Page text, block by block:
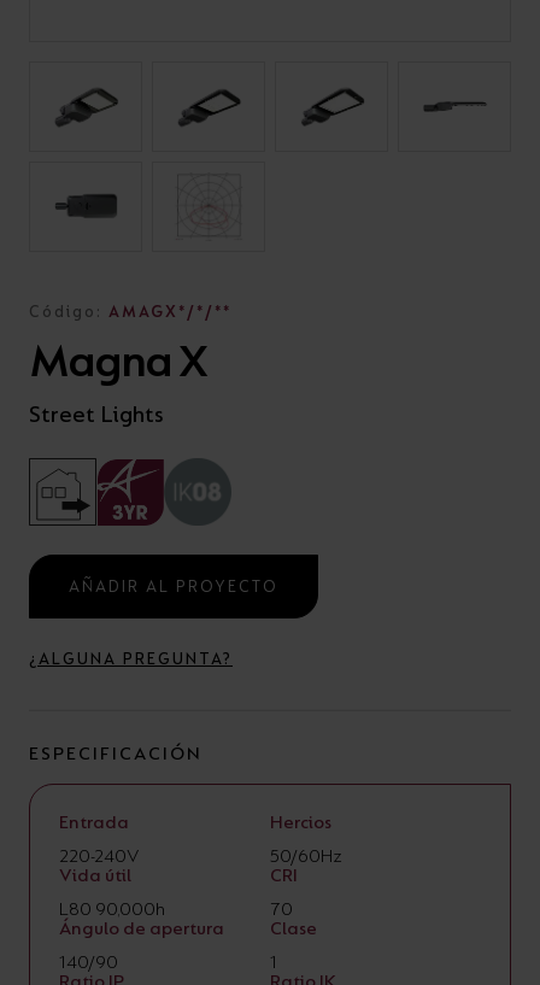
Código: AMAGX*/*/**
Magna X
Street Lights
AÑADIR AL PROYECTO
¿ALGUNA PREGUNTA?
ESPECIFICACIÓN
Entrada
220-240V
Hercios
50/60Hz
Vida útil
L80 90,000h
CRI
70
Ángulo de apertura
140/90
Clase
1